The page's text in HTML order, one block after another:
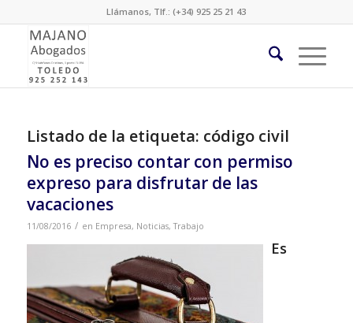
Llámanos, Tlf.: (+34) 925 25 21 43
Listado de la etiqueta: código civil
No es preciso contar con permiso
expreso para disfrutar de las
vacaciones
11/08/2016 / en Empresa, Noticias,Trabajo
Es